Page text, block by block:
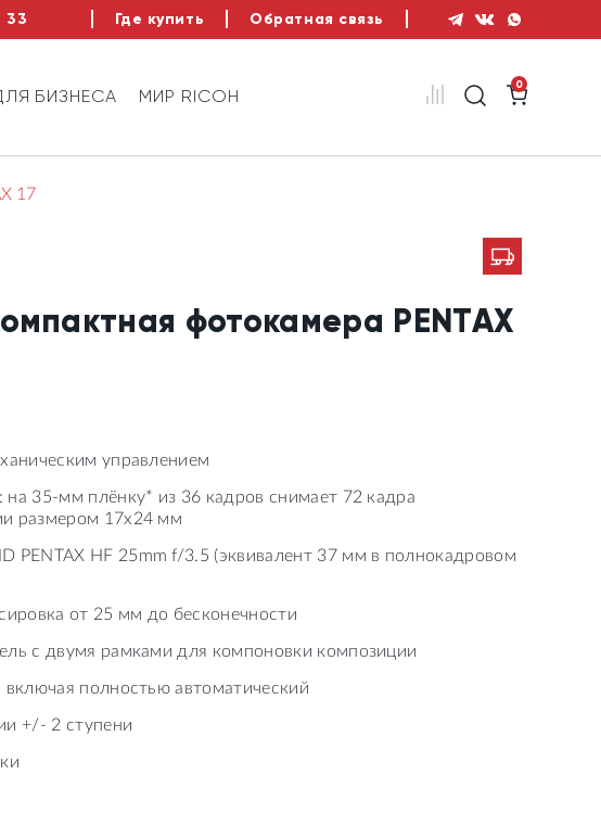
33 Где купить Обратная связь
БИЗНЕСА МИР RICOH
0
17
фотокамера PENTAX
управлением
35-мм плёнку* из 36 кадров снимает 72 кадра
размером 17х24 мм
PENTAX HF 25mm f/3.5 (эквивалент 37 мм в полнокадровом
от 25 мм до бесконечности
с двумя рамками для компоновки композиции
полностью автоматический
+/- 2 ступени